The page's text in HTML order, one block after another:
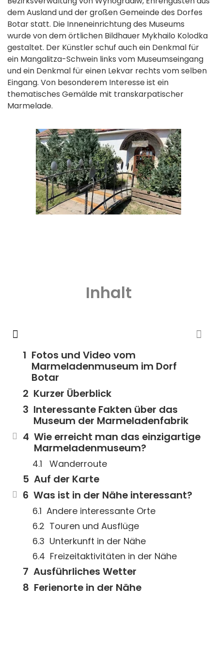
dem Ausland und der großen Gemeinde des Dorfes
Botar statt. Die Inneneinrichtung des Museums
wurde von dem örtlichen Bildhauer Mykhailo Kolodka
gestaltet. Der Künstler schuf auch ein Denkmal für
ein Mangalitza-Schwein links vom Museumseingang
und ein Denkmal für einen Lekvar rechts vom selben
Eingang. Von besonderem Interesse ist ein
thematisches Gemälde mit transkarpatischer
Marmelade.
Inhalt
Fotos und Video vom
Marmeladenmuseum im Dorf
Botar
Kurzer Überblick
Interessante Fakten über das
Museum der Marmeladenfabrik
Wie erreicht man das einzigartige
Marmeladenmuseum?
Wanderroute
Auf der Karte
Was ist in der Nähe interessant?
Andere interessante Orte
Touren und Ausflüge
Unterkunft in der Nähe
Freizeitaktivitäten in der Nähe
Ausführliches Wetter
Ferienorte in der Nähe